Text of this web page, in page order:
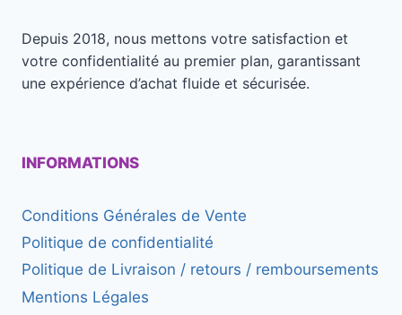
Pendentif « Aile d’Ange » en Pierre
Naturelle
34,90€